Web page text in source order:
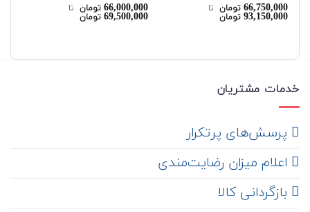
نمره
4.00از 5
66,750,000 تومان‌ تا ‌
93,150,000 تومان
نمره4.67
از 5
66,000,000 تومان‌ تا ‌
69,500,000 تومان
خدمات مشتریان
‌ پرسش‌های پرتکرار
اعلام میزان رضایت‌مندی
‌ بازگردانی کالا